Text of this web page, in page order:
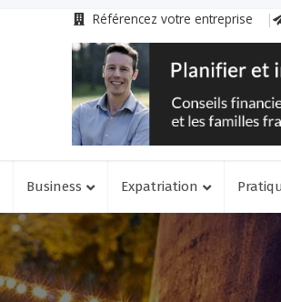
Référencez votre entreprise
Business Expatriation